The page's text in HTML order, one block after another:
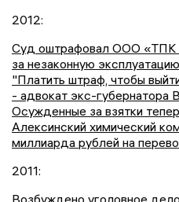
2012:
Суд оштрафовал ООО «ТПК
за незаконную
"Платить штраф, чтобы
- адвокат экс-
Осужденные за взятки
Алексинский химический
миллиарда рублей на
2011:
Возбуждено уголовное